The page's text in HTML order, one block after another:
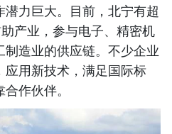
力巨大。目前，北宁有超
产业，参与电子、精密机
造业的供应链。不少企业
用新技术，满足国际标
作伙伴。